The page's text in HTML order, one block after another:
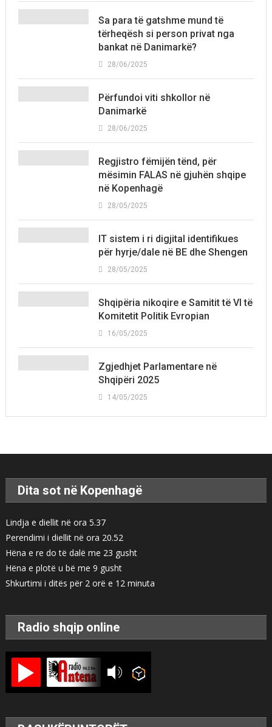
Sa para të gatshme mund të
tërheqësh si person privat nga
bankat në Danimarkë?
28/06/2025
Përfundoi viti shkollor në
Danimarkë
28/06/2025
Regjistro fëmijën tënd, për
mësimin FALAS në gjuhën shqipe
në Kopenhagë
28/05/2025
IT sistem i ri digjital identifikues
për hyrje/dale në BE dhe Shengen
28/05/2025
Shqipëria nikoqire e Samitit të VI të
Komitetit Politik Evropian
16/05/2025
Zgjedhjet Parlamentare në
Shqipëri 2025
14/05/2025
Dita sot në Kopenhagë
Lindja e diellit në ora 5.37
Perendimi i diellit në ora 20.52
Hëna e re do të dalë me 23 gusht
Hëna e plotë u bë me 9 gusht
Shkurtimi i ditës për 2 orë e 12 minuta
Radio shqip online